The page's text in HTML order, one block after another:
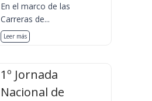
En el marco de las
Carreras de...
Leer más
1º Jornada
Nacional de